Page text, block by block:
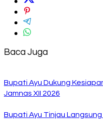
Baca Juga
Bupati Ayu Dukung
Jamnas XII 2026
Bupati Ayu Tinjau